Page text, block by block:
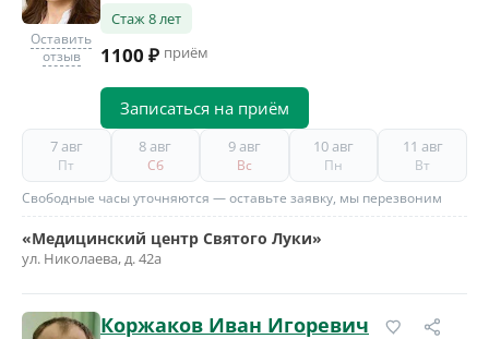
Оставить
отзыв
Стаж 8 лет
1100 ₽ приём
Записаться на приём
7 авг
Пт
8 авг
Сб
9 авг
Вс
10 авг
Пн
11 авг
Вт
Свободные часы уточняются — оставьте заявку, мы перезвоним
«Медицинский центр Святого Луки»
ул. Николаева, д. 42а
Коржаков Иван Игоревич